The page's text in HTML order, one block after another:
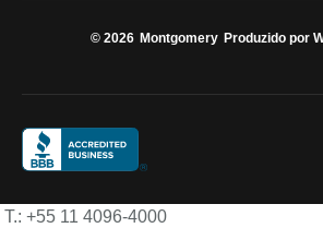
© 2026 Montgomery Produzido por
T.: +55 11